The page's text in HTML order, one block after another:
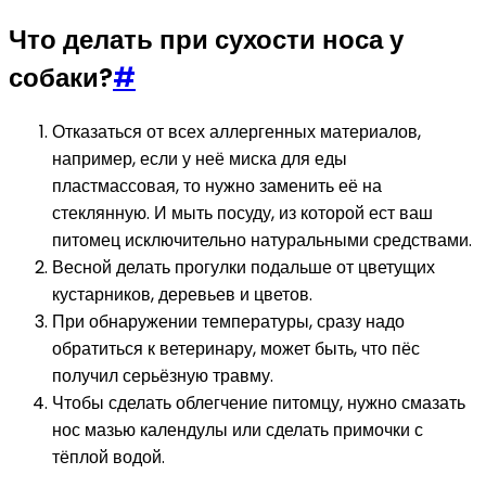
Что делать при сухости носа у
собаки?#
Отказаться от всех аллергенных материалов,
например, если у неё миска для еды
пластмассовая, то нужно заменить её на
стеклянную. И мыть посуду, из которой ест ваш
питомец исключительно натуральными средствами.
Весной делать прогулки подальше от цветущих
кустарников, деревьев и цветов.
При обнаружении температуры, сразу надо
обратиться к ветеринару, может быть, что пёс
получил серьёзную травму.
Чтобы сделать облегчение питомцу, нужно смазать
нос мазью календулы или сделать примочки с
тёплой водой.